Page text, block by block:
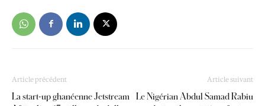
Article précédent
La start-up ghanéenne Jetstream
Article suivant
Le Nigérian Abdul Samad Rabiu